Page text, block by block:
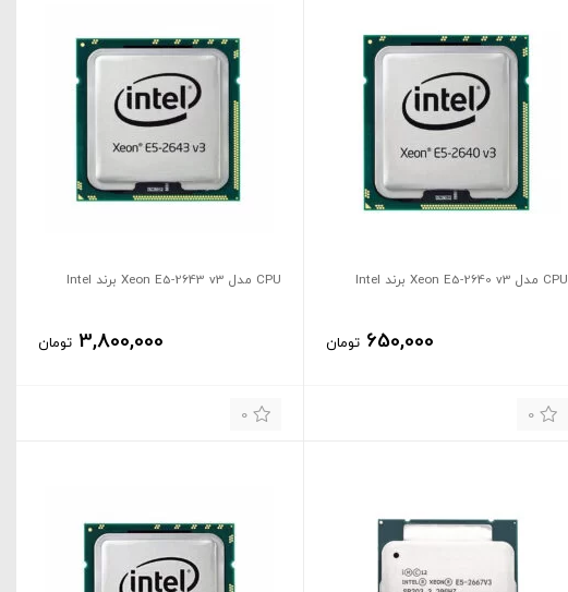
CPU مدل Xeon E5-2640 v3 برند Intel
0
650,000 تومان
CPU مدل Xeon E5-2643 v3 برند Intel
0
3,800,000 تومان